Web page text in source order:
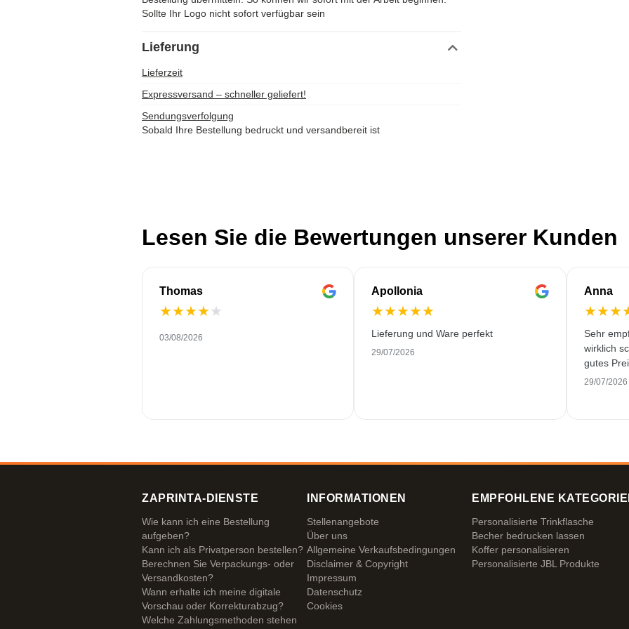
Sollte Ihr Logo nicht sofort verfügbar sein
Lieferung
Lieferzeit
Expressversand – schneller geliefert!
Sendungsverfolgung
Sobald Ihre Bestellung bedruckt und versandbereit ist
Lesen Sie die Bewertungen unserer Kunden
Thomas
★★★★★
03/08/2026
Apollonia
★★★★★
Lieferung und Ware perfekt
29/07/2026
Anna
★★★
Sehr
wirklich
gutes
29/07/2026
ZAPRINTA-DIENSTE
Wie kann ich eine Bestellung
aufgeben?
Kann ich als Privatperson bestellen?
Berechnen Sie Verpackungs- oder
Versandkosten?
Wann erhalte ich meine digitale
Vorschau oder Korrekturabzug?
Welche Zahlungsmethoden stehen
INFORMATIONEN
Stellenangebote
Über uns
Allgemeine Verkaufsbedingungen
Disclaimer & Copyright
Impressum
Datenschutz
Cookies
EMPFOHLENE
Personalisierte Trinkflasche
Becher bedrucken lassen
Koffer personalisieren
Personalisierte JBL Produkte